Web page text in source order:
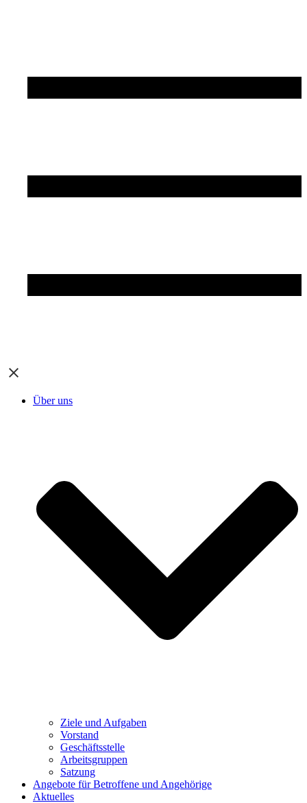
Über uns
Ziele und Aufgaben
Vorstand
Geschäftsstelle
Arbeitsgruppen
Satzung
Angebote für Betroffene und Angehörige
Aktuelles